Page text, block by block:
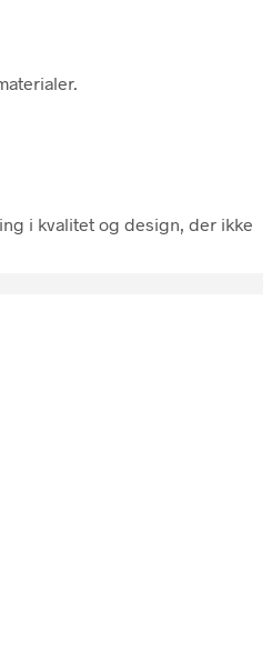
i kvalitet og design, der ikke